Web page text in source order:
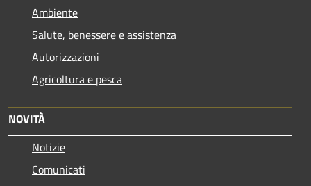
Ambiente
Salute, benessere e assistenza
Autorizzazioni
Agricoltura e pesca
NOVITÀ
Notizie
Comunicati